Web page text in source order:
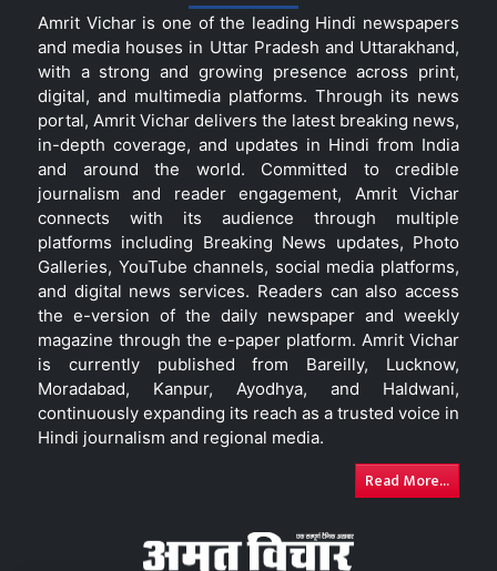
Amrit Vichar is one of the leading Hindi newspapers
and media houses in Uttar Pradesh and Uttarakhand,
with a strong and growing presence across print,
digital, and multimedia platforms. Through its news
portal, Amrit Vichar delivers the latest breaking news,
in-depth coverage, and updates in Hindi from India
and around the world. Committed to credible
journalism and reader engagement, Amrit Vichar
connects with its audience through multiple
platforms including Breaking News updates, Photo
Galleries, YouTube channels, social media platforms,
and digital news services. Readers can also access
the e-version of the daily newspaper and weekly
magazine through the e-paper platform. Amrit Vichar
is currently published from Bareilly, Lucknow,
Moradabad, Kanpur, Ayodhya, and Haldwani,
continuously expanding its reach as a trusted voice in
Hindi journalism and regional media.
Read More...